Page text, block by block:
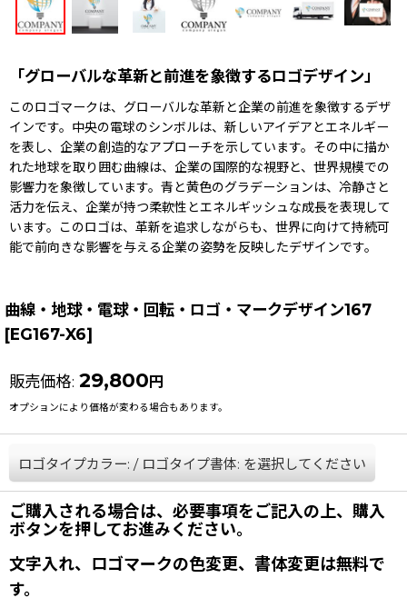
「グローバルな革新と前進を象徴するロゴデザイン」
このロゴマークは、グローバルな革新と企業の前進を象徴するデザ
インです。中央の電球のシンボルは、新しいアイデアとエネルギー
を表し、企業の創造的なアプローチを示しています。その中に描か
れた地球を取り囲む曲線は、企業の国際的な視野と、世界規模での
影響力を象徴しています。青と黄色のグラデーションは、冷静さと
活力を伝え、企業が持つ柔軟性とエネルギッシュな成長を表現して
います。このロゴは、革新を追求しながらも、世界に向けて持続可
能で前向きな影響を与える企業の姿勢を反映したデザインです。
曲線・地球・電球・回転・ロゴ・マークデザイン167
[EG167-X6]
販売価格: 29,800 円
オプションにより価格が変わる場合もあります。
ロゴタイプカラー: / ロゴタイプ書体: を選択してください
ご購入される場合は、必要事項をご記入の上、購入
ボタンを押してお進みください。
文字入れ、ロゴマークの色変更、書体変更は無料で
す。